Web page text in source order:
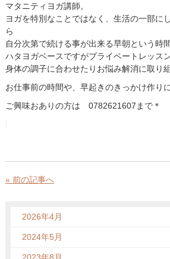
マタニティヨガ講師。
ヨガを特別なことではなく、生活の一部に
ら
自分次第で続ける事が出来る早朝という時
ハタヨガベースですがプライベートレッス
身体の調子に合わせたりお悩み解消に取り組
お仕事前の時間や、早起きのきっかけ作り
ご興味おありの方は 0782621607まで＊
« 前の記事へ
2026年4月
2024年5月
2023年8月